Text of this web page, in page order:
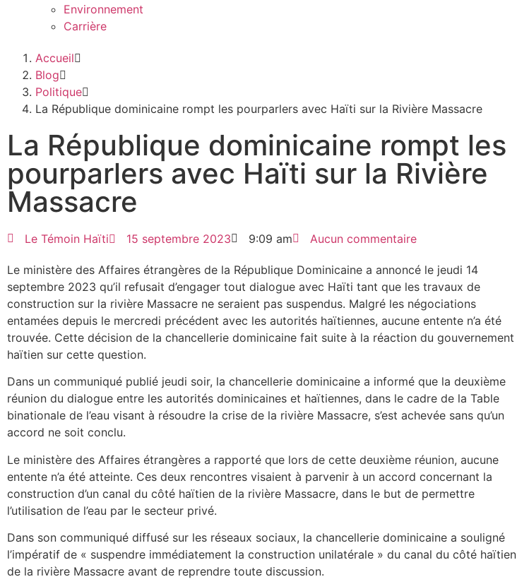
Environnement
Carrière
Accueil
Blog
Politique
La République dominicaine rompt les pourparlers avec Haïti sur la Rivière Massacre
La République dominicaine rompt les
pourparlers avec Haïti sur la Rivière
Massacre
Le Témoin Haïti 15 septembre 2023 9:09 am Aucun commentaire
Le ministère des Affaires étrangères de la République Dominicaine a annoncé le jeudi 14
septembre 2023 qu’il refusait d’engager tout dialogue avec Haïti tant que les travaux de
construction sur la rivière Massacre ne seraient pas suspendus. Malgré les négociations
entamées depuis le mercredi précédent avec les autorités haïtiennes, aucune entente n’a été
trouvée. Cette décision de la chancellerie dominicaine fait suite à la réaction du gouvernement
haïtien sur cette question.
Dans un communiqué publié jeudi soir, la chancellerie dominicaine a informé que la deuxième
réunion du dialogue entre les autorités dominicaines et haïtiennes, dans le cadre de la Table
binationale de l’eau visant à résoudre la crise de la rivière Massacre, s’est achevée sans qu’un
accord ne soit conclu.
Le ministère des Affaires étrangères a rapporté que lors de cette deuxième réunion, aucune
entente n’a été atteinte. Ces deux rencontres visaient à parvenir à un accord concernant la
construction d’un canal du côté haïtien de la rivière Massacre, dans le but de permettre
l’utilisation de l’eau par le secteur privé.
Dans son communiqué diffusé sur les réseaux sociaux, la chancellerie dominicaine a souligné
l’impératif de « suspendre immédiatement la construction unilatérale » du canal du côté haïtien
de la rivière Massacre avant de reprendre toute discussion.